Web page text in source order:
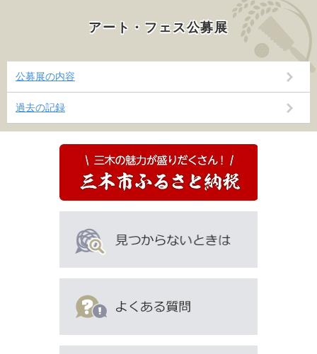
アート・フェス公募展
公募展の内容
過去の記録